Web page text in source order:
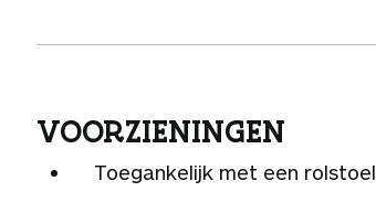
VOORZIENINGEN
Toegankelijk met een rolstoel